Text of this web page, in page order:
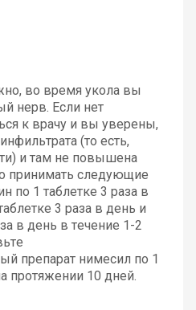
во время укола вы
нерв. Если нет
к врачу и вы уверены,
(то есть,
и там не повышена
принимать следующие
по 1 таблетке 3 раза в
3 раза в день и
в день в течение 1-2
препарат нимесил по 1
протяжении 10 дней.